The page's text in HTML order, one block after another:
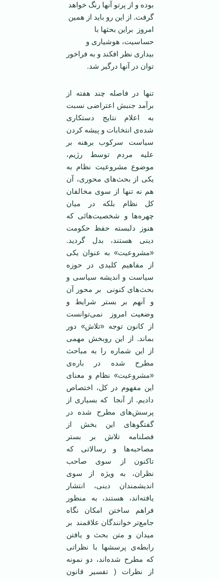
بوده و از پرتو آنها رنگ خواهد
گرفت. از این رو باید از همین
امروز براین بحثها با
حساسیت، هوشیاری و
بیداری نظر افکند و به فراخور
توان در آنها درگیر شد.
تنها در فاصله چند هفته از
برآمد جنبش اعتراضی نسبت
به اعلام نتایج دستکاری
شده‌ی انتخابات و پیشه کردن
سیاست سرکوب برهنه بر
علیه مردم توسط رژیم،
موضوع مشروعیت نظام به
یکی از بحث‌های محوری، آن
هم نه تنها از سوی مخالفان
کل نظام بلکه در میان
چهره‌ها و شخصیت‌هائی که
هنوز دلبسته حفظ حکومت
دینی هستند، بدل گردید.
«مشروعیت» به عنوان یکی
از مفاهیم کلیدی در حوزه
سیاست و اندیشه سیاسی و
بحث‌های کنونی بر محور آن
و آنهم بر بستر شرایط و
وضعیت امروز نمی‌توانست
از کانون توجه «تلاش» دور
بماند. از این روبخش مهمی
از این شماره را به مباحث
مطرح شده در باره‌ی
«مشروعیت» نظام و معنای
این مفهوم در کل، اختصاص
دادیم. از آنجا که بسیاری از
پرسش‌های مطرح شده در
گفتگوهای این بخش از
فصلنامه تلاش بر بستر
مصاحبه‌ها و رسالاتی که
تاکنون از سوی صاحب
نظران، به ویژه از سوی
اندیشمندان دینی، انتشار
یافته‌اند، هستند، به منظور
فراهم ساختن امکان نگاه
جامع‌تر خوانندگان علاقمند بر
میدان و متن بحث و یافتن
رابطه‌ی پرسشها با نظراتی
که مطرح شده‌اند، دو نمونه
از نظرات ( تفسیر قانون